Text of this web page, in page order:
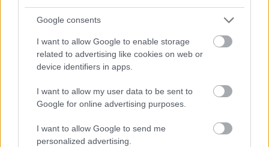
Google consents
I want to allow Google to enable storage
related to advertising like cookies on web or
device identifiers in apps.
I want to allow my user data to be sent to
Google for online advertising purposes.
I want to allow Google to send me
personalized advertising.
Διαβάζονται αυτή τη στιγμή
Η χαμηλή… απόδοση Μητσοτάκη στις
στοιχηματικές - Ποιος επισκέφθηκε τα
πυρόπληκτα ζωάκια - Το μισογεμάτο ποτήρι
του ΣΥΡΙΖΑ
οδικά έργα και τα εκτιμώμενα
χρονοδιαγράμματα